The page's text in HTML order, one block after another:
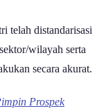
persentase
sebesar 11